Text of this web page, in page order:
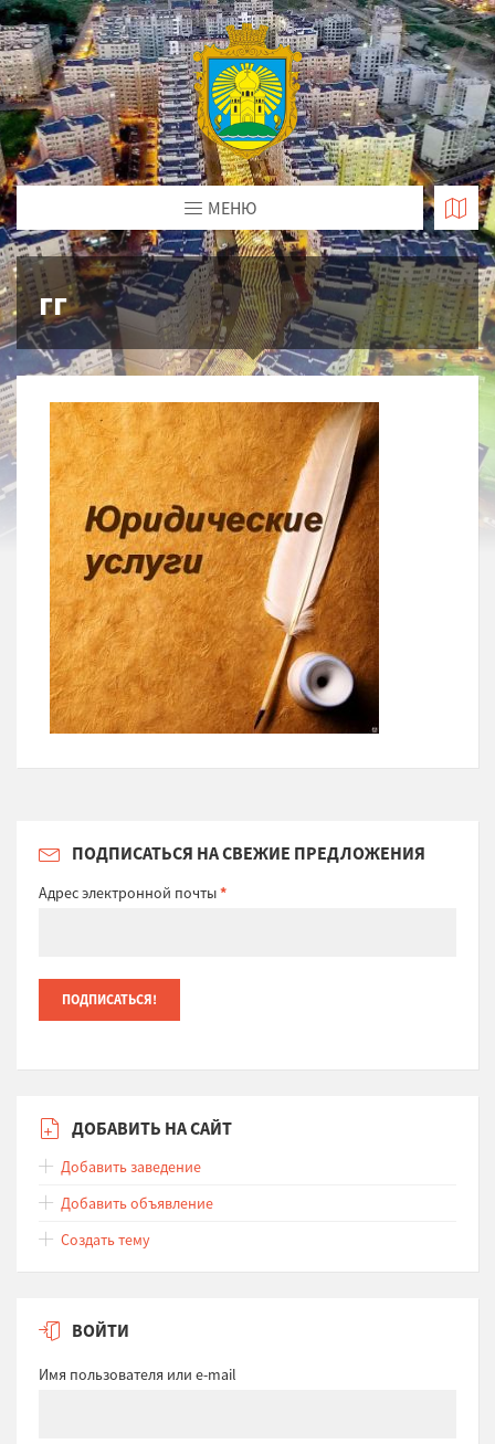
МЕНЮ
гг
ПОДПИСАТЬСЯ НА СВЕЖИЕ ПРЕДЛОЖЕНИЯ
Адрес электронной почты*
ДОБАВИТЬ НА САЙТ
Добавить заведение
Добавить объявление
Создать тему
ВОЙТИ
Имя пользователя или e-mail